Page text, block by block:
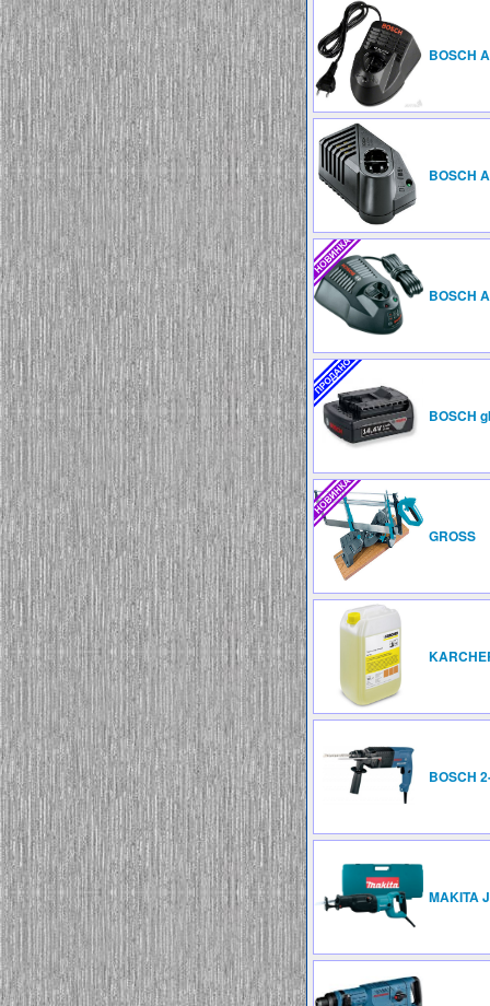
BOSCH
BOSCH
BOSCH
BOSCH
GROSS
BOSCH
MAKITA